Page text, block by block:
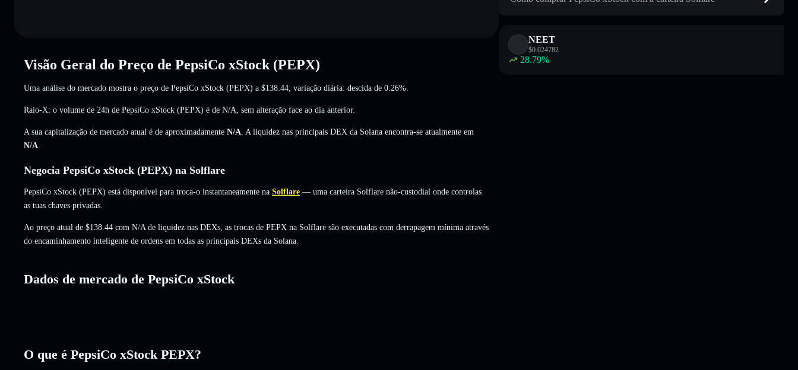
Visão Geral do Preço de PepsiCo xStock (PEPX)
Uma análise do mercado mostra o preço de PepsiCo xStock (PEPX) a $138.44; variação diária: descida de 0.26%
Raio-X: o volume de 24h de PepsiCo xStock (PEPX) é de N/A sem alteração face ao dia anterior.
A sua capitalização de mercado atual é de aproximadamente N/A . A liquidez nas principais DEX da Solana encontra-se atualmente em
N/A
Negocia PepsiCo xStock (PEPX) na Solflare
PepsiCo xStock (PEPX) está disponível para troca-o instantaneamente na Solflare — uma carteira Solflare não-custodial onde controlas
as tuas chaves privadas.
Ao preço atual de $138.44 com N/A de liquidez nas DEXs, as trocas de PEPX na Solflare são executadas com derrapagem mínima através
do encaminhamento inteligente de ordens em todas as principais DEXs da Solana.
Dados de mercado de PepsiCo xStock
O que é PepsiCo xStock PEPX?
NEET
$0.024782
28.79%